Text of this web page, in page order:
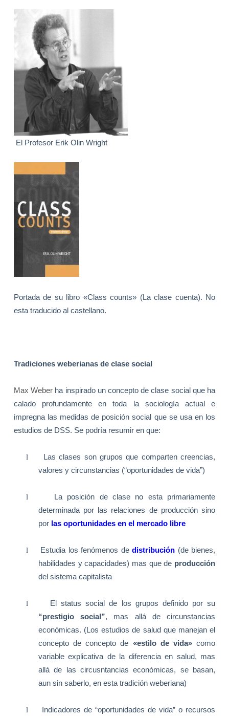
El Profesor Erik Olin Wright
Portada de su libro «Class counts» (La clase cuenta). No
esta traducido al castellano.
Tradiciones weberianas de clase social
Max Weber ha inspirado un concepto de clase social que ha
calado profundamente en toda la sociología actual e
impregna las medidas de posición social que se usa en los
estudios de DSS. Se podría resumir en que:
l
Las clases son grupos que comparten creencias,
valores y circunstancias (“oportunidades de vida”)
l
La posición de clase no esta primariamente
determinada por las relaciones de producción sino
por las oportunidades en el mercado libre
l Estudia los fenómenos dedistribución (de bienes,
habilidades y capacidades) mas que de producción
del sistema capitalista
l
El status social de los grupos definido por su
“prestigio social”, mas allá de circunstancias
económicas. (Los estudios de salud que manejan el
concepto de concepto de «estilo de vida»como
variable explicativa de la diferencia en salud, mas
allá de las circusntancias económicas, se basan,
aun sin saberlo, en esta tradición weberiana)
l
Indicadores de “oportunidades de vida” o recursos